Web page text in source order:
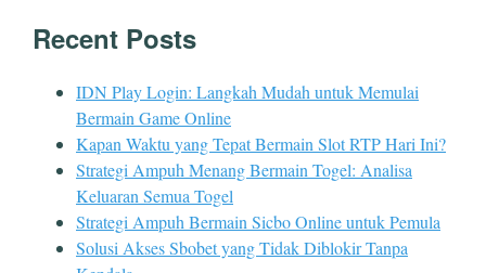
Recent Posts
IDN Play Login: Langkah Mudah untuk Memulai
Bermain Game Online
Kapan Waktu yang Tepat Bermain Slot RTP Hari Ini?
Strategi Ampuh Menang Bermain Togel: Analisa
Keluaran Semua Togel
Strategi Ampuh Bermain Sicbo Online untuk Pemula
Solusi Akses Sbobet yang Tidak Diblokir Tanpa